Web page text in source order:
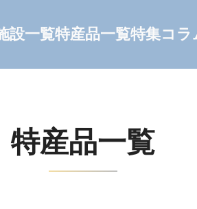
設一覧特産品一覧特集コラ
特産品一覧